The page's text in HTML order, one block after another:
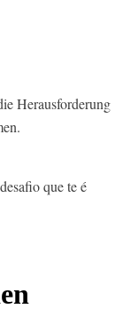
Herausforderung
que te é